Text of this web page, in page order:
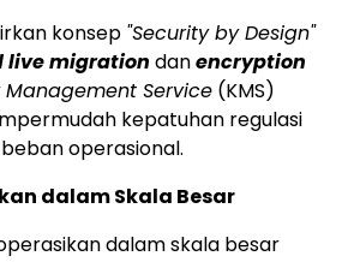
konsep "Security by Design"
live migration danencryption
Management Service (KMS)
kepatuhan regulasi
operasional.
dalam Skala Besar
dalam skala besar